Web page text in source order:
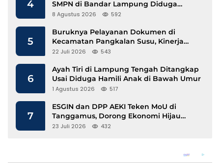
4
SMPN di Bandar Lampung Diduga
Lecehkan Siswi
8 Agustus 2026 592
5
Buruknya Pelayanan Dokumen di
Kecamatan Pangkalan Susu, Kinerja
Disdukcapil Langkat Disorot
22 Juli 2026 543
6
Ayah Tiri di Lampung Tengah Ditangkap
Usai Diduga Hamili Anak di Bawah Umur
1 Agustus 2026 517
7
ESGIN dan DPP AEKI Teken MoU di
Tanggamus, Dorong Ekonomi Hijau
Berbasis Kopi dan Perdagangan Karbon
23 Juli 2026 432